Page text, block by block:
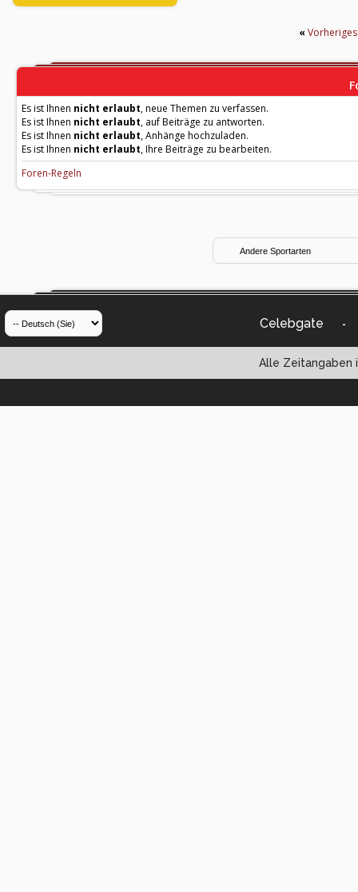
«
Es ist Ihnen nicht erlaubt, neue Themen zu verfassen.
Es ist Ihnen nicht erlaubt, auf Beiträge zu antworten.
Es ist Ihnen nicht erlaubt, Anhänge hochzuladen.
Es ist Ihnen nicht erlaubt, Ihre Beiträge zu bearbeiten.
Foren-Regeln
Celebgate -
Alle Zeitangaben